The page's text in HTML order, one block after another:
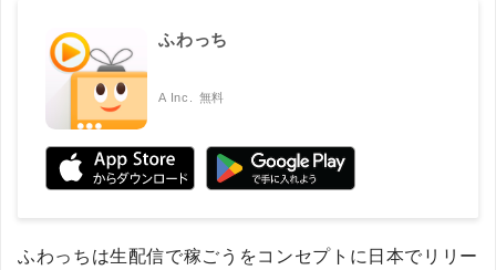
ふわっち
A Inc. 無料
ふわっちは生配信で稼ごうをコンセプトに日本でリリー